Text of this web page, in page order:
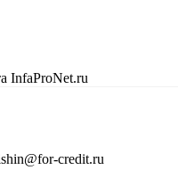
InfaProNet.ru
credit.ru